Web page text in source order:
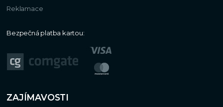
Reklamace
Bezpečná platba kartou:
ZAJÍMAVOSTI